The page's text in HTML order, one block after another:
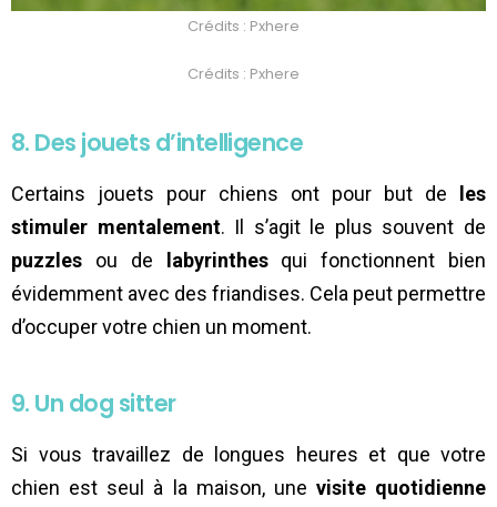
Crédits : Pxhere
Crédits : Pxhere
8. Des jouets d’intelligence
Certains jouets pour chiens ont pour but de les
stimuler mentalement. Il s’agit le plus souvent de
puzzles ou de labyrinthesqui fonctionnent bien
évidemment avec des friandises. Cela peut permettre
d’occuper votre chien un moment.
9. Un dog sitter
Si vous travaillez de longues heures et que votre
chien est seul à la maison, une visite quotidienne